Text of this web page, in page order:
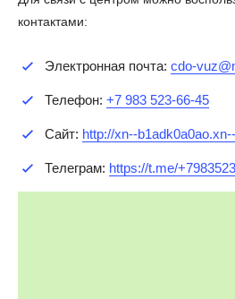
контактами:
Электронная почта: cdo-
Телефон: +7 983 523-66-45
Сайт: http://xn--
Телеграм: https://t.me/